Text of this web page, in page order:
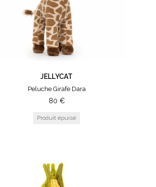
JELLYCAT
Peluche Girafe Dara
80 €